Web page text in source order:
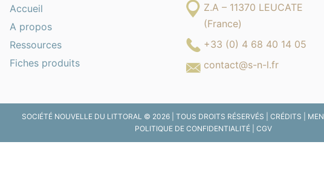
Accueil
A propos
Ressources
Fiches produits
Z.A – 11370 LEUCATE
(France)
+33 (0) 4 68 40 14 05
contact@s-n-l.fr
SOCIÉTÉ NOUVELLE DU LITTORAL © 2026 | TOUS DROITS RÉSERVÉS | CRÉDITS
POLITIQUE DE CONFIDENTIALITÉ| CGV